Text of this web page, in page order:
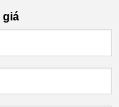
giá